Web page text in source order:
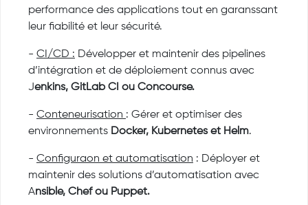
performance des applications tout en garanssant
leur fiabilité et leur sécurité.
- CI/CD : Développer et maintenir des pipelines
d’intégration et de déploiement connus avec
Jenkins, GitLab CI ou Concourse.
- Conteneurisation : Gérer et optimiser des
environnements Docker, Kubernetes et Helm.
- Configuraon et automatisation : Déployer et
maintenir des solutions d’automatisation avec
Ansible, Chef ou Puppet.